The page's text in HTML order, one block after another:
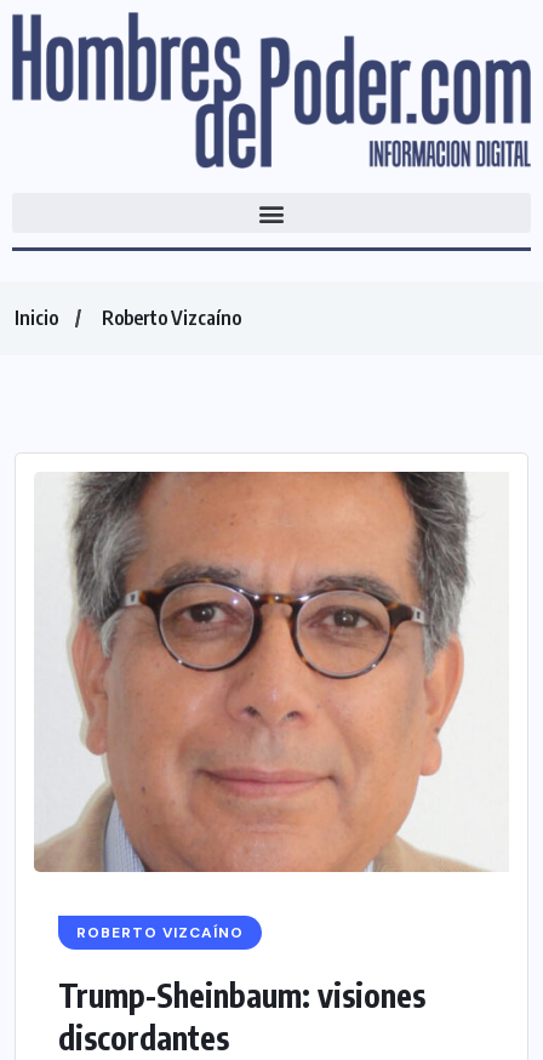
Inicio Roberto Vizcaíno
ROBERTO VIZCAÍNO
Trump-Sheinbaum: visiones
discordantes